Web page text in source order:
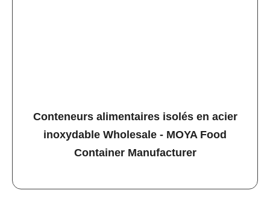
Conteneurs alimentaires isolés en acier
inoxydable Wholesale - MOYA Food
Container Manufacturer